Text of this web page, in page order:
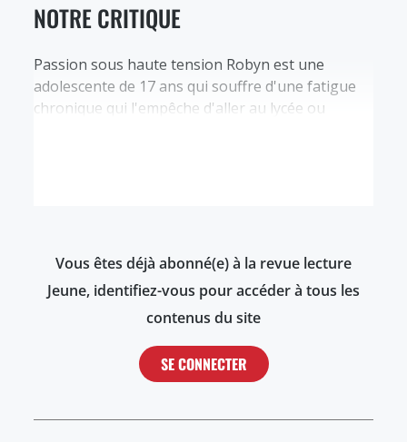
NOTRE CRITIQUE
Passion sous haute tension Robyn est une
adolescente de 17 ans qui souffre d'une fatigue
chronique qui l'empêche d'aller au lycée ou
Vous êtes déjà abonné(e) à la revue lecture
Jeune, identifiez-vous pour accéder à tous les
contenus du site
SE CONNECTER